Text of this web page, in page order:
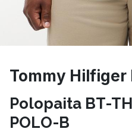
Tommy Hilfiger
Polopaita BT-TH
POLO-B